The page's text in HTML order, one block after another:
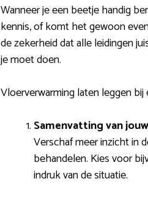
Wanneer je een beetje handig
kennis, of komt het gewoon
de zekerheid dat alle leidingen
je moet doen.
Vloerverwarming laten leggen bij
Samenvatting van
Verschaf meer inzicht in
behandelen. Kies voor
indruk van de situatie.